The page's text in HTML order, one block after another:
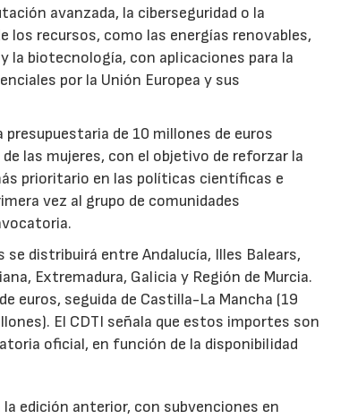
avanzada, la ciberseguridad o la
recursos, como las energías renovables,
la biotecnología, con aplicaciones para la
por la Unión Europea y sus
de 10 millones de euros
las mujeres, con el objetivo de reforzar la
prioritario en las políticas científicas e
vez al grupo de comunidades
distribuirá entre Andalucía, Illes Balears,
Extremadura, Galicia y Región de Murcia.
euros, seguida de Castilla-La Mancha (19
El CDTI señala que estos importes son
oficial, en función de la disponibilidad
edición anterior, con subvenciones en